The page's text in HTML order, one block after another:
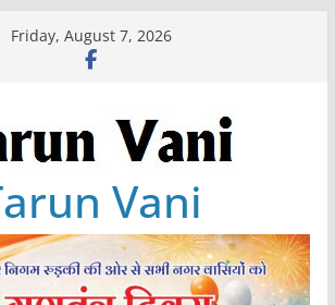
Friday, August 7, 2026
Vani